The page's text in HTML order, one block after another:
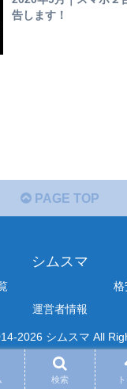
告します！
PAGE TOP
シムスマ
格
運営者情報
2026 シムスマ All
検索